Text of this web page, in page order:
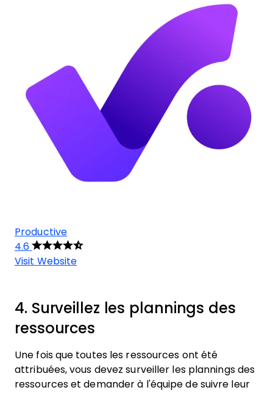
Productive
4.6
Visit Website
4. Surveillez les plannings des
ressources
Une fois que toutes les ressources ont été
attribuées, vous devez surveiller les plannings des
ressources et demander à l'équipe de suivre leur